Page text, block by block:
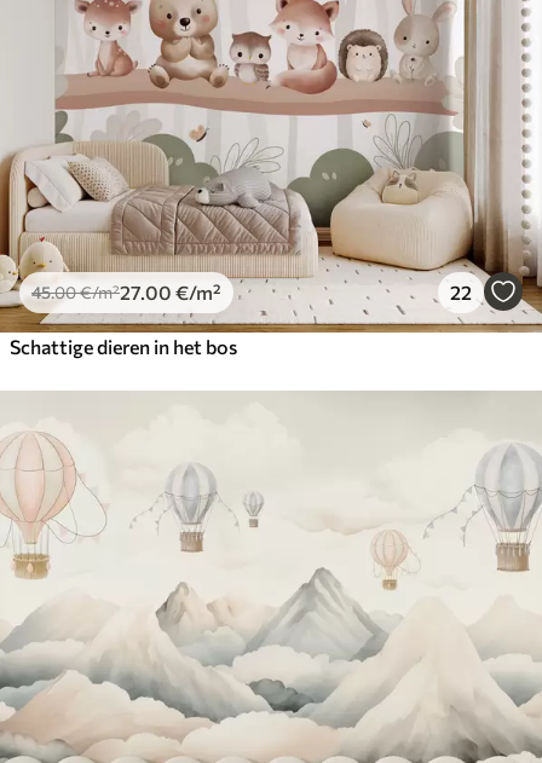
45.00€/m²27 .00 €/m² 22
Schattige dieren in het bos